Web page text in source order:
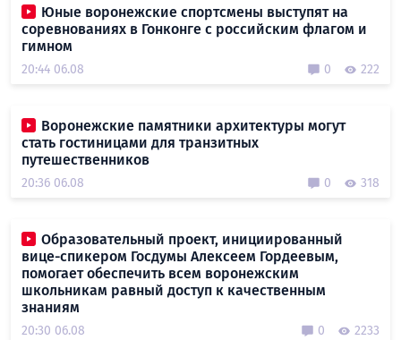
Юные воронежские спортсмены выступят на
соревнованиях в Гонконге с российским флагом и
гимном
20:44 06.08 0 222
Воронежские памятники архитектуры могут
стать гостиницами для транзитных
путешественников
20:36 06.08 0 318
Образовательный проект, инициированный
вице-спикером Госдумы Алексеем Гордеевым,
помогает обеспечить всем воронежским
школьникам равный доступ к качественным
знаниям
20:30 06.08 0 2233